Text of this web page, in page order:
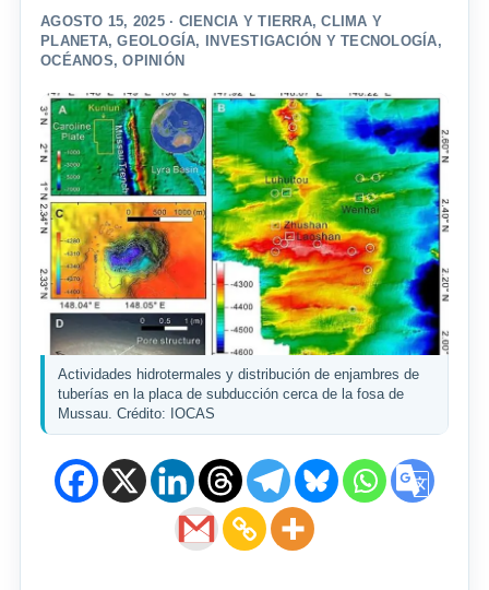
AGOSTO 15, 2025 · CIENCIA Y TIERRA,CLIMA Y
PLANETA,GEOLOGÍA, INVESTIGACIÓN Y TECNOLOGÍA,
OCÉANOS,OPINIÓN
Actividades hidrotermales y distribución de enjambres de
tuberías en la placa de subducción cerca de la fosa de
Mussau. Crédito: IOCAS